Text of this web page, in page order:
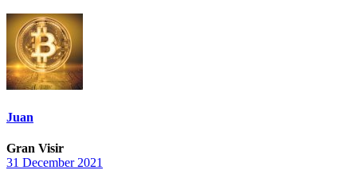
Juan
Gran Visir
31 December 2021